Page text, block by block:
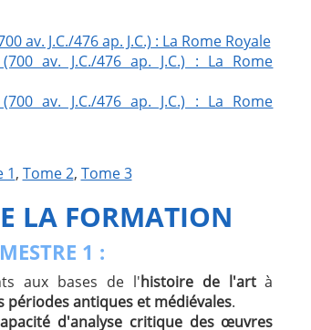
av. J.C./476 ap. J.C.) : La Rome Royale
av. J.C./476 ap. J.C.) : La Rome
av. J.C./476 ap. J.C.) : La Rome
1, Tome 2, Tome 3
LA FORMATION
1 :
aux bases de l'histoire de l'artà
périodes antiques et médiévales.
d'analyse critique des œuvres